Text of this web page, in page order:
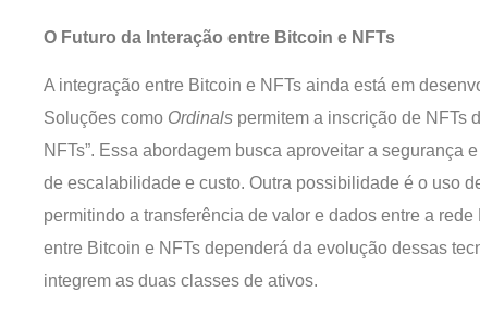
O Futuro da Interação entre Bitcoin e NFTs
A integração entre Bitcoin e NFTs ainda está em
Soluções como Ordinals permitem a inscrição de NFTs
NFTs”. Essa abordagem busca aproveitar a
de escalabilidade e custo. Outra possibilidade é o uso
permitindo a transferência de valor e dados entre a
entre Bitcoin e NFTs dependerá da evolução dessas
integrem as duas classes de ativos.